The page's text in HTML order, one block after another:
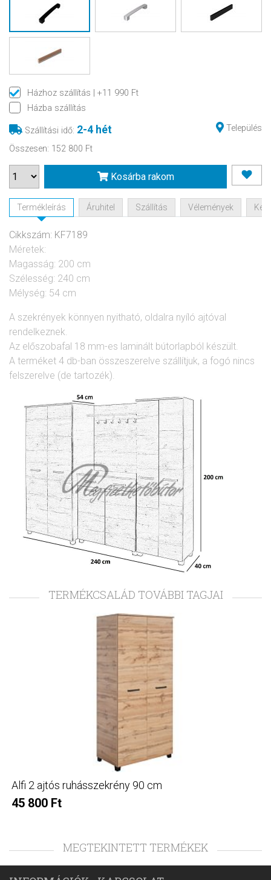
Házhoz szállítás
| +11 990 Ft
Házba szállítás
Szállítási idő: 2-4 hét
Település
Összesen: 152 800 Ft
Kosárba rakom
Termékleírás Áruhitel Szállítás Vélemények
Cikkszám: KF7189
Méretek:
Magasság: 200 cm
Szélesség: 240 cm
Mélység: 54 cm
A szekrények könnyen nyitható, oldalra nyíló ajtóval
rendelkeznek.
Az előszobafal 18 mm-es laminált bútorlapból készült.
A terméket 4 db-ban összeszerelve szállítjuk, a fogó nincs
felszerelve (de tartozék).
TERMÉKCSALÁD TOVÁBBI TAGJAI
Alfi 2 ajtós ruhásszekrény 90 cm
45 800 Ft
MEGTEKINTETT TERMÉKEK